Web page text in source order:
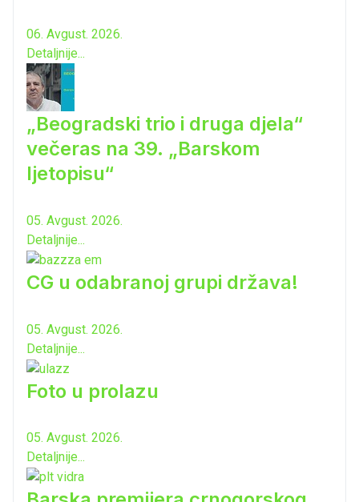
06. Avgust. 2026.
Detaljnije...
„Beogradski trio i druga djela“
večeras na 39. „Barskom
ljetopisu“
05. Avgust. 2026.
Detaljnije...
CG u odabranoj grupi država!
05. Avgust. 2026.
Detaljnije...
Foto u prolazu
05. Avgust. 2026.
Detaljnije...